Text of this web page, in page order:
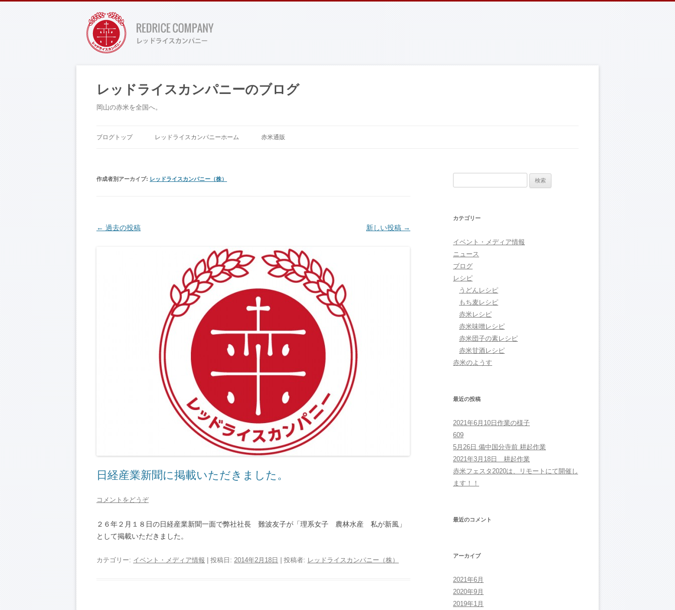
レッドライスカンパニーのブログ
岡山の赤米を全国へ。
ブログトップ レッドライスカンパニーホーム 赤米通販
作成者別アーカイブ: レッドライスカンパニー（株）
投稿ナビゲーション
← 過去の投稿 新しい投稿 →
日経産業新聞に掲載いただきました。
コメントをどうぞ
２６年２月１８日の日経産業新聞一面で弊社社長 難波友子が「理系女子 農林水産 私が新風」
として掲載いただきました。
カテゴリー: イベント・メディア情報 | 投稿日: 2014年2月18日 投稿者: レッドライスカンパニー（株）
カテゴリー
イベント・メディア情報
ニュース
ブログ
レシピ
うどんレシピ
もち麦レシピ
赤米レシピ
赤米味噌レシピ
赤米団子の素レシピ
赤米甘酒レシピ
赤米のようす
最近の投稿
2021年6月10日作業の様子
609
5月26日 備中国分寺前 耕起作業
2021年3月18日 耕起作業
赤米フェスタ2020は、リモートにて開催し
ます！！
最近のコメント
アーカイブ
2021年6月
2020年9月
2019年1月